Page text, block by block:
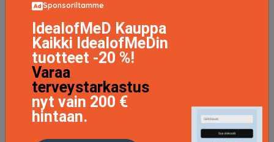
Sponsoriltamme
IdealofMeD Kauppa
Kaikki IdealofMeDin
tuotteet -20 %!
Varaa
terveystarkastus
nyt vain 200 €
hintaan.